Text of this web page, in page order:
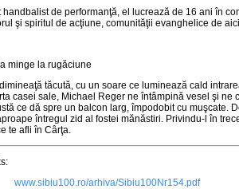
handbalist de performanţă, el lucrează de 16 ani în
şi spiritul de acţiune, comunităţii evanghelice de
minge la rugăciune
tăcută, cu un soare ce luminează cald
casei sale, Michael Reger ne întâmpină vesel şi ne
ce dă spre un balcon larg, împodobit cu muşcate.
întregul zid al fostei mănăstiri. Privindu-l în
te afli în Cârţa.
www.sibiu100.ro/arhiva/Sibiu100Nr154.pdf